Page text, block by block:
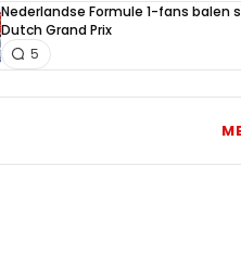
Nederlandse Formule 1-fans
Dutch Grand Prix
5